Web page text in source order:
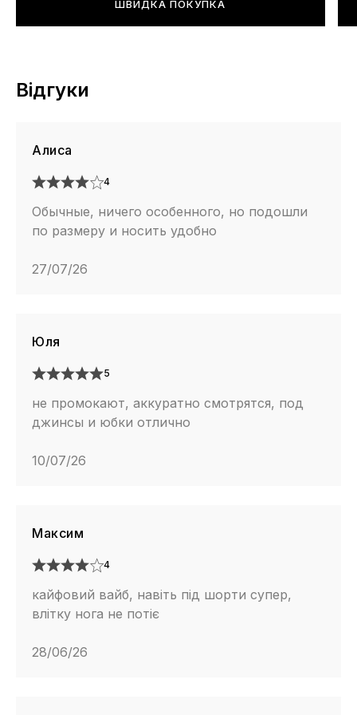
ШВИДКА ПОКУПКА
Відгуки
Алиса
4
Обычные, ничего особенного, но подошли
по размеру и носить удобно
27/07/26
Юля
5
не промокают, аккуратно смотрятся, под
джинсы и юбки отлично
10/07/26
Максим
4
кайфовий вайб, навіть під шорти супер,
влітку нога не потіє
28/06/26